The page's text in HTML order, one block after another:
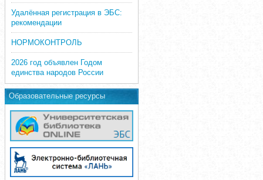
Удалённая регистрация в ЭБС:
рекомендации
НОРМОКОНТРОЛЬ
2026 год объявлен Годом
единства народов России
Образовательные ресурсы